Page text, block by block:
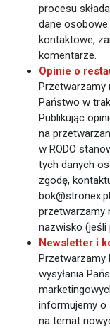
procesu
dane
kontaktowe,
komentarze.
Opinie o
Przetwarzamy
Państwo w
Publikując
na
w RODO
tych danych
zgodę,
przetwarzamy
nazwisko (jeśli
Newsletter i
Przetwarzamy
wysyłania
informujemy o
na temat